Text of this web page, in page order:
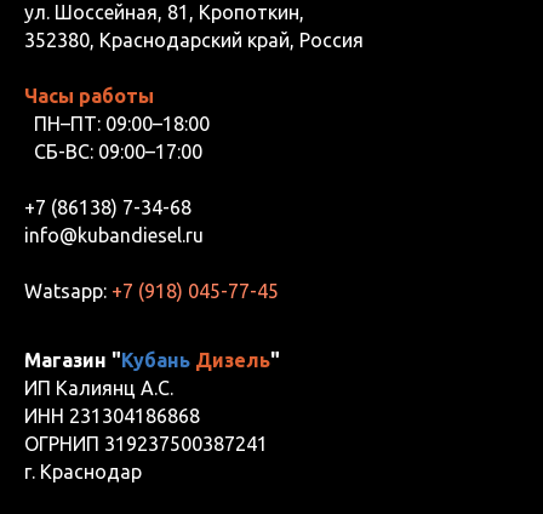
ул. Шоссейная, 81, Кропоткин,
352380, Краснодарский край, Россия
Часы работы
ПН–ПТ: 09:00–18:00
СБ-ВС: 09:00–17:00
+7 (86138) 7-34-68
info@kubandiesel.ru
Watsapp: +7 (918) 045-77-45
Магазин "Кубань Дизель"
ИП Калиянц А.С.
ИНН 231304186868
ОГРНИП 319237500387241
г. Краснодар